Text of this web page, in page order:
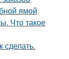
ямой
Что такое
сделать.